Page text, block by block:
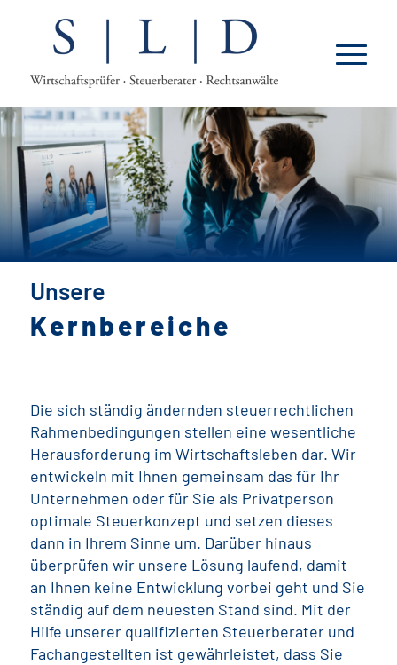
Unsere
Kernbereiche
Die sich ständig ändernden steuerrechtlichen
Rahmenbedingungen stellen eine wesentliche
Herausforderung im Wirtschaftsleben dar. Wir
entwickeln mit Ihnen gemeinsam das für Ihr
Unternehmen oder für Sie als Privatperson
optimale Steuerkonzept und setzen dieses
dann in Ihrem Sinne um. Darüber hinaus
überprüfen wir unsere Lösung laufend, damit
an Ihnen keine Entwicklung vorbei geht und Sie
ständig auf dem neuesten Stand sind. Mit der
Hilfe unserer qualifizierten Steuerberater und
Fachangestellten ist gewährleistet, dass Sie